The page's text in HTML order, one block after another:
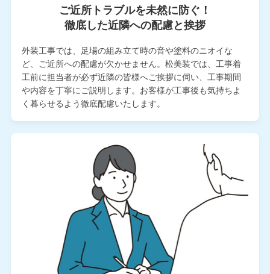
ご近所トラブルを未然に防ぐ！
徹底した近隣への配慮と挨拶
外装工事では、足場の組み立て時の音や塗料のニオイな
ど、ご近所への配慮が欠かせません。松美装では、工事着
工前に担当者が必ず近隣の皆様へご挨拶に伺い、工事期間
や内容を丁寧にご説明します。お客様が工事後も気持ちよ
く暮らせるよう徹底配慮いたします。